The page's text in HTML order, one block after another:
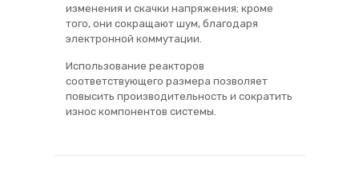
изменения и скачки напряжения; кроме
того, они сокращают шум, благодаря
электронной коммутации.
Использование реакторов
соответствующего размера позволяет
повысить производительность и сократить
износ компонентов системы.